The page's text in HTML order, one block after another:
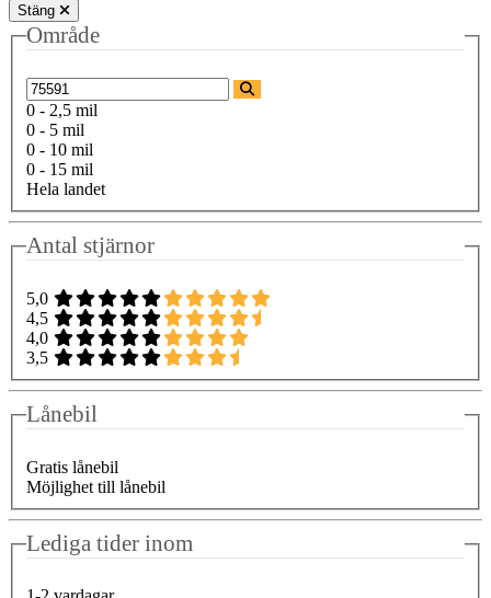
Stäng
Område
0 - 2,5 mil
0 - 5 mil
0 - 10 mil
0 - 15 mil
Hela landet
Antal stjärnor
5,0
4,5
4,0
3,5
Lånebil
Gratis lånebil
Möjlighet till lånebil
Lediga tider inom